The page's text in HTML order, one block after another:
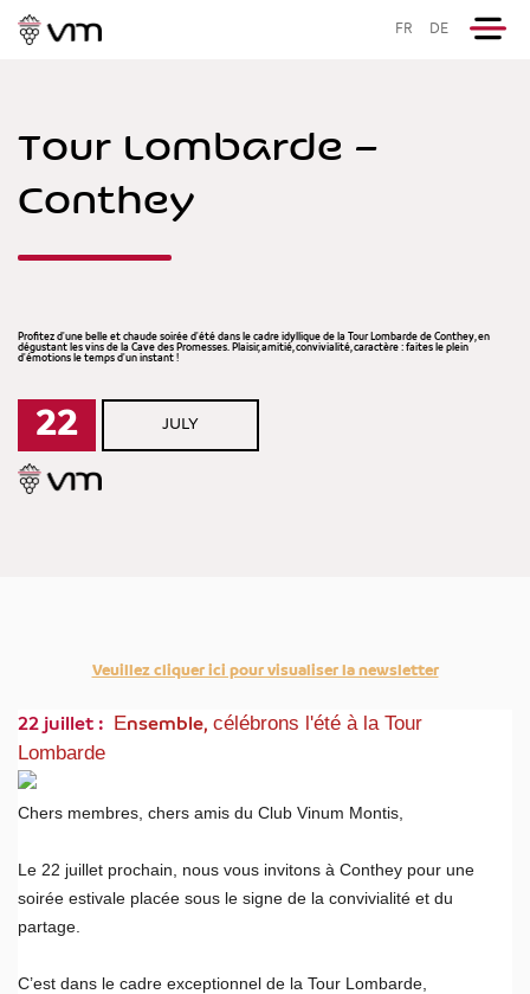
FR DE
Tour Lombarde –
Conthey
Profitez d'une belle et chaude soirée d'été dans le cadre idyllique de la Tour Lombarde de Conthey, en
dégustant les vins de la Cave des Promesses. Plaisir, amitié, convivialité, caractère : faites le plein
d'émotions le temps d'un instant !
22 JULY
Veuillez cliquer ici pour visualiser la newsletter
22 juillet : Ensemble, célébrons l'été à la Tour
Lombarde
Chers membres, chers amis du Club Vinum Montis,
Le 22 juillet prochain, nous vous invitons à Conthey pour une
soirée estivale placée sous le signe de la convivialité et du
partage.
C’est dans le cadre exceptionnel de la Tour Lombarde,